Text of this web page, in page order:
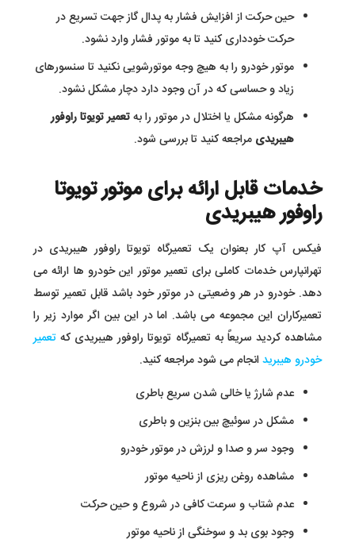
حین حرکت از افزایش فشار به پدال گاز جهت تسریع در
حرکت خودداری کنید تا به موتور فشار وارد نشود.
موتور خودرو را به هیچ وجه موتورشویی نکنید تا سنسورهای
زیاد و حساسی که در آن وجود دارد دچار مشکل نشود.
هرگونه مشکل یا اختلال در موتور را بهتعمیر تویوتا راوفور
هیبریدی مراجعه کنید تا بررسی شود.
خدمات قابل ارائه برای موتور تویوتا
راوفور هیبریدی
فیکس آپ کار بعنوان یک تعمیرگاه تویوتا راوفور هیبریدی در
تهرانپارس خدمات کاملی برای تعمیر موتور این خودرو ها ارائه می
دهد. خودرو در هر وضعیتی در موتور خود باشد قابل تعمیر توسط
تعمیرکاران این مجموعه می باشد. اما در این بین اگر موارد زیر را
مشاهده کردید سریعاً به تعمیرگاه تویوتا راوفور هیبریدی که تعمیر
خودرو هیبریدانجام می شود مراجعه کنید.
عدم شارژ یا خالی شدن سریع باطری
مشکل در سوئیچ بین بنزین و باطری
وجود سر و صدا و لرزش در موتور خودرو
مشاهده روغن ریزی از ناحیه موتور
عدم شتاب و سرعت کافی در شروع و حین حرکت
وجود بوی بد و سوخنگی از ناحیه موتور